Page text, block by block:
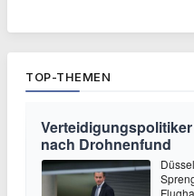
TOP-THEMEN
nach Drohnenfund